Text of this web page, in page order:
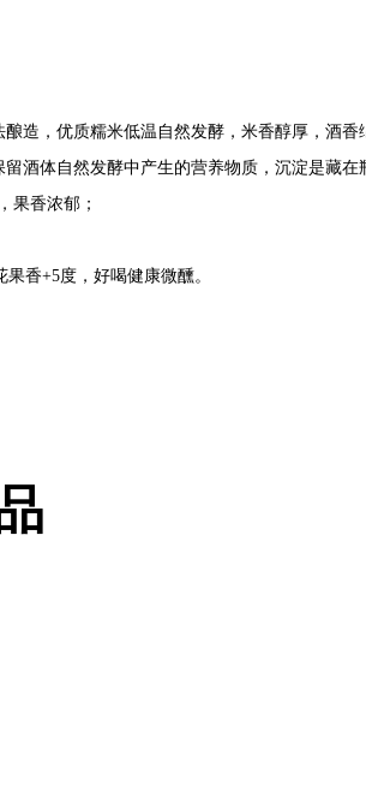
造，优质糯米低温自然发酵，米香醇厚，酒香
酒体自然发酵中产生的营养物质，沉淀是藏在
果香浓郁；
香+5度，好喝健康微醺。